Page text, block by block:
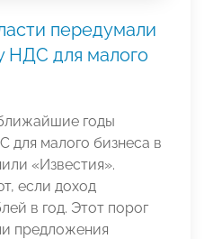
передумали
НДС для малого
годы
для малого бизнеса в
«Известия».
если доход
в год. Этот порог
предложения